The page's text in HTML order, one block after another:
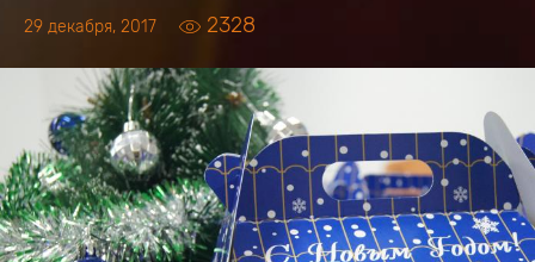
29 декабря, 2017 2328